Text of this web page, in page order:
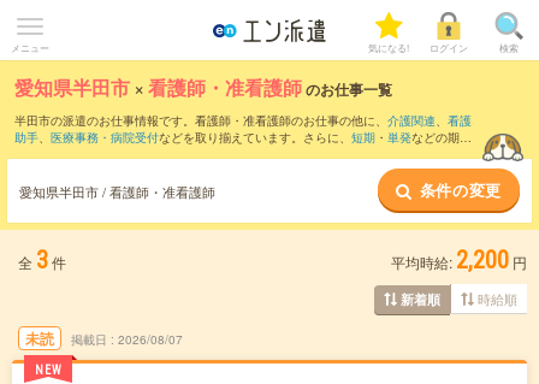
メニュー 気になる! ログイン 検索
愛知県半田市 ×看護師・准看護師のお仕事一覧
半田市の派遣のお仕事情報です。看護師・准看護師のお仕事の他に、 介護関連、 看護
助手、 医療事務・病院受付などを取り揃えています。さらに、 短期 ・ 単発などの期間
愛知県半田市 / 看護師・准看護師 条件の変更
全 3件 平均時給: 2,200 円
新着順 時給順
未読
NEW
掲載日 2026/08/07